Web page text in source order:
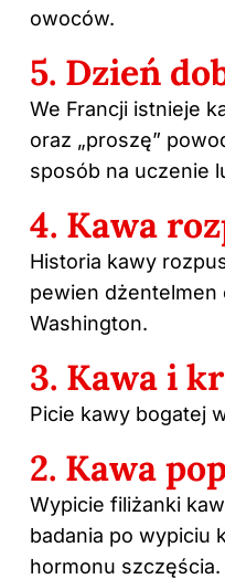
owoców.
5. Dzień
We Francji istnieje
oraz „proszę”
sposób na uczenie
4. Kawa
Historia kawy
pewien dżentelmen
Washington.
3. Kawa i
Picie kawy bogatej
2. Kawa
Wypicie filiżanki
badania po wypiciu
hormonu